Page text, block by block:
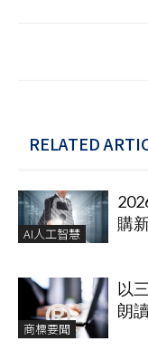
RELATED
AI人工智慧
購
商標要聞
以
朗